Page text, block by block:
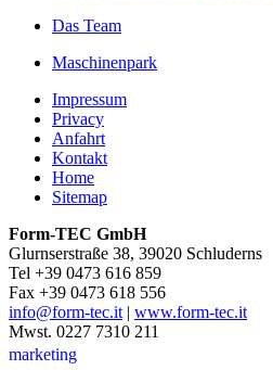
Das Team
Maschinenpark
Impressum
Privacy
Anfahrt
Kontakt
Home
Sitemap
Form-TEC GmbH
Glurnserstraße 38, 39020 Schluderns
Tel +39 0473 616 859
Fax +39 0473 618 556
info@form-tec.it| www.form-tec.it
Mwst. 0227 7310 211
marketing